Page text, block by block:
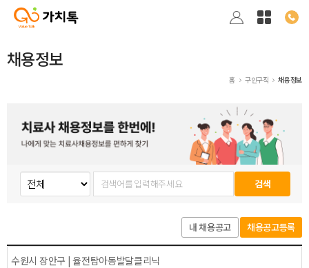
채용정보
홈 구인구직 채용정보
검색
내 채용공고 채용공고등록
수원시 장안구 | 율전탑아동발달클리닉